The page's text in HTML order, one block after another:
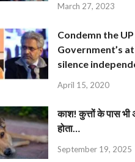
March 27, 2023
Condemn the UP
Government’s
silence
April 15, 2020
काश! कुत्तों के पास भी
होता…
September 19, 2025